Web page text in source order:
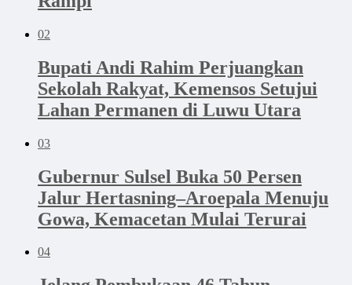
02
Bupati Andi Rahim Perjuangkan
Sekolah Rakyat, Kemensos Setujui
Lahan Permanen di Luwu Utara
03
Gubernur Sulsel Buka 50 Persen
Jalur Hertasning–Aroepala Menuju
Gowa, Kemacetan Mulai Terurai
04